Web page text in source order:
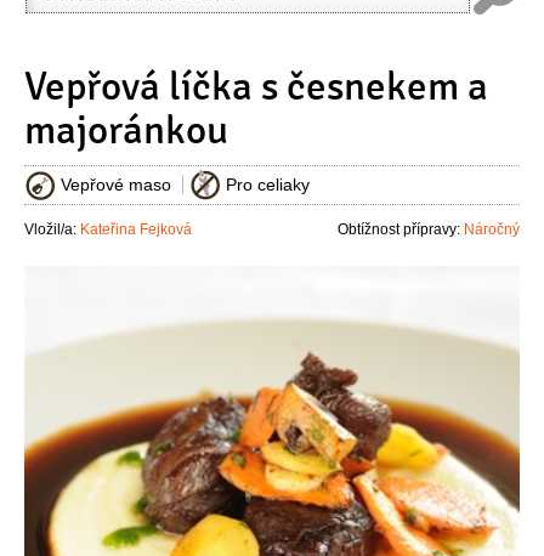
Vepřová líčka s česnekem a
majoránkou
Vepřové maso Pro celiaky
Vložil/a: Kateřina Fejková Obtížnost přípravy: Náročný